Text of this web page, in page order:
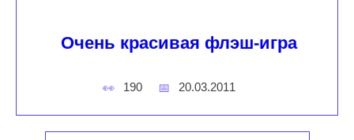
Очень красивая флэш-игра
190 20.03.2011